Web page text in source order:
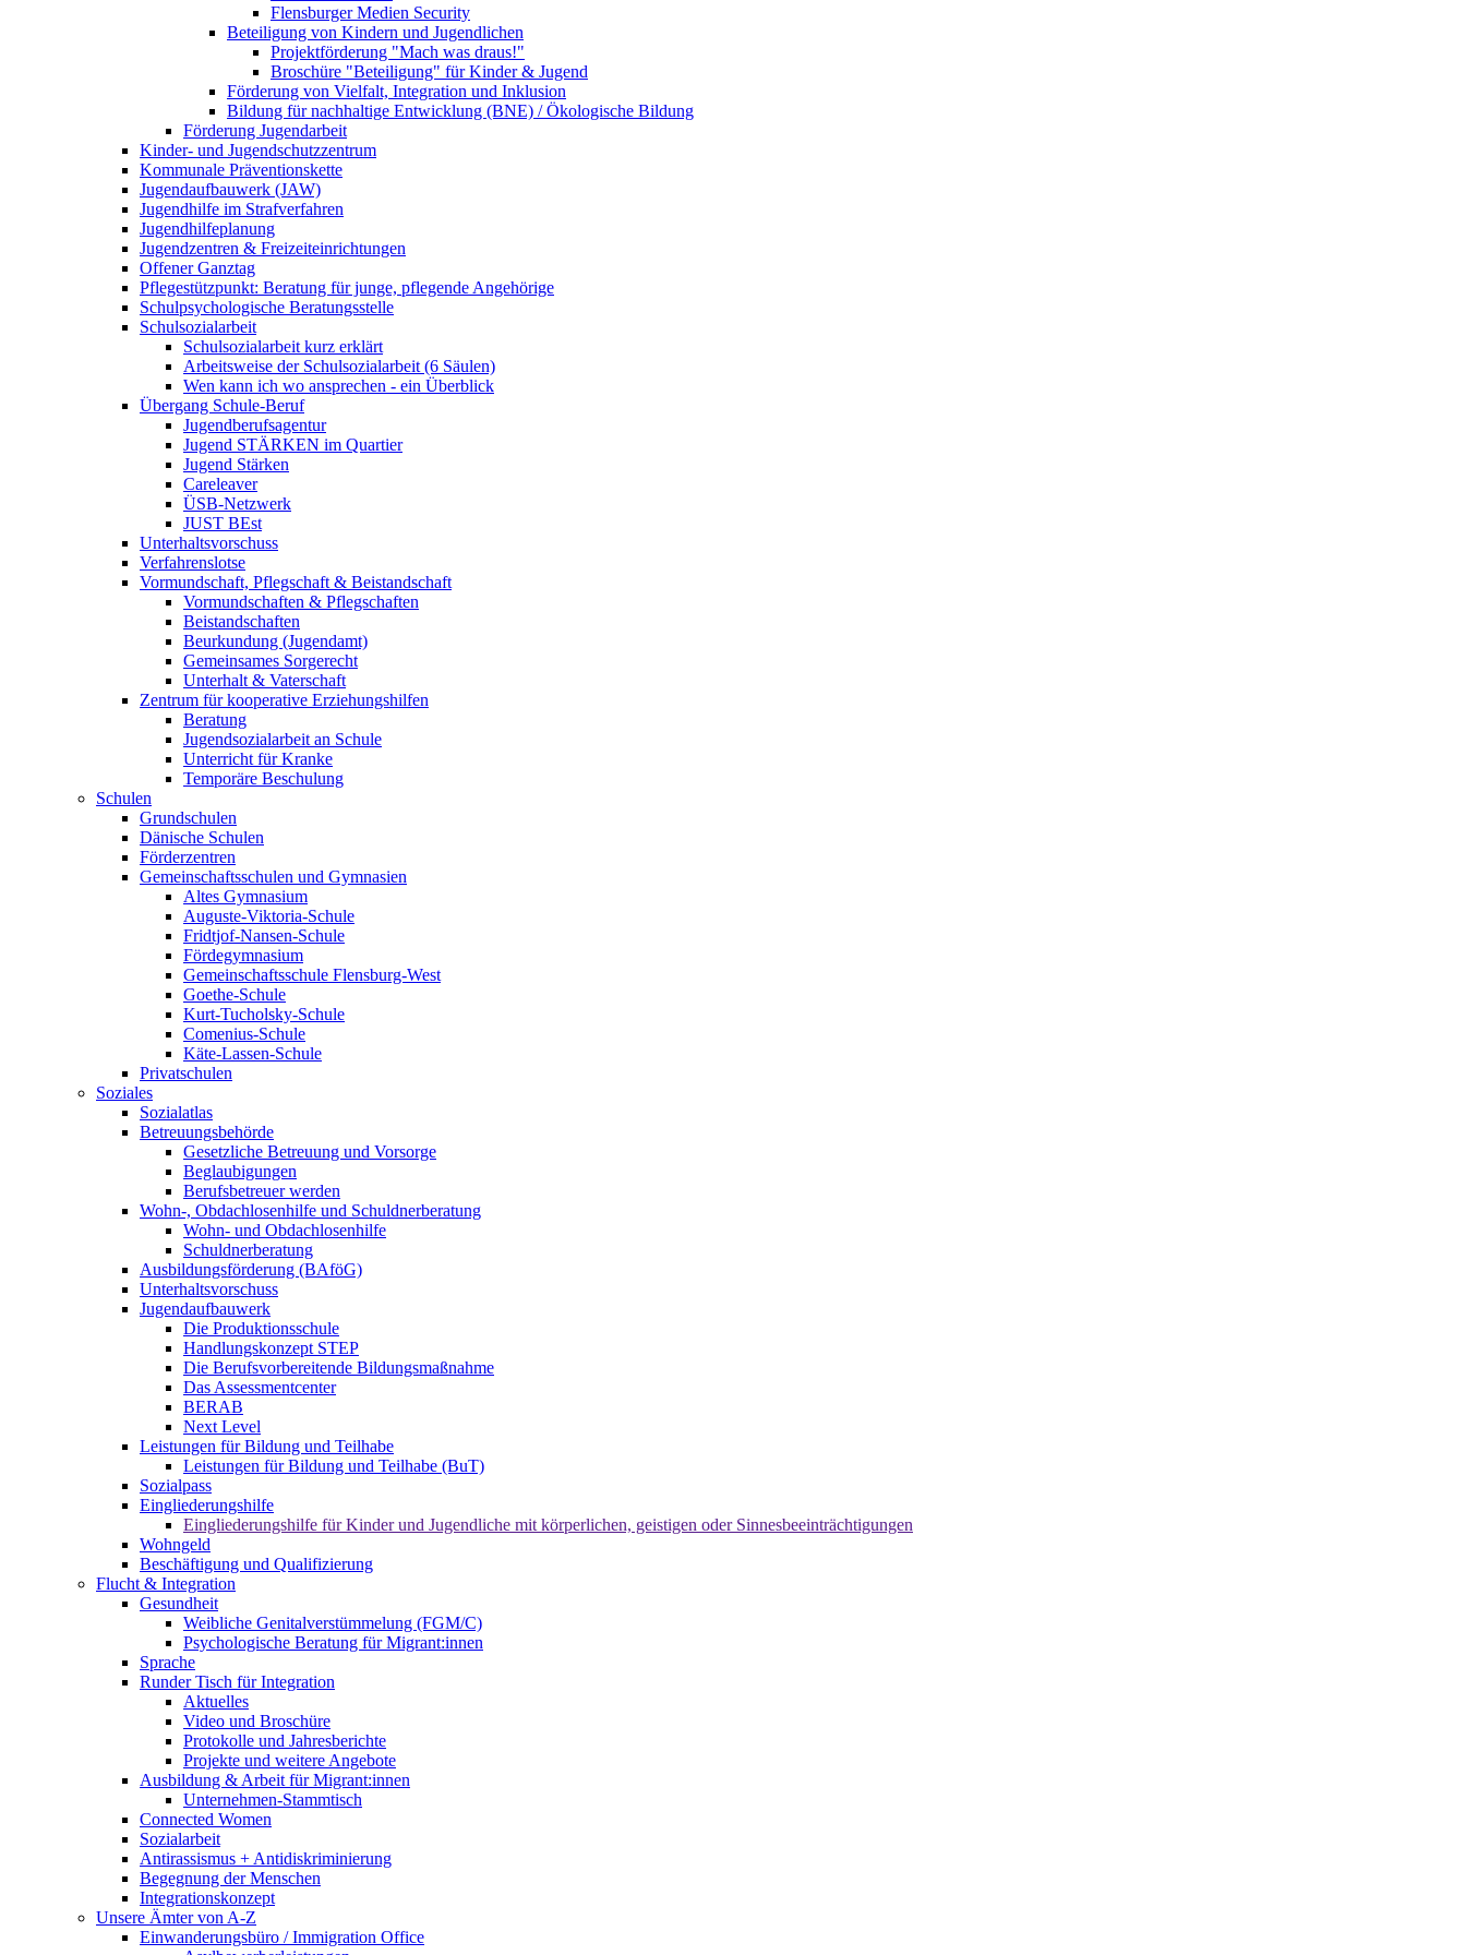
Flensburger Medien Security
Beteiligung von Kindern und Jugendlichen
Projektförderung "Mach was draus!"
Broschüre "Beteiligung" für Kinder & Jugend
Förderung von Vielfalt, Integration und Inklusion
Bildung für nachhaltige Entwicklung (BNE) / Ökologische Bildung
Förderung Jugendarbeit
Kinder- und Jugendschutzzentrum
Kommunale Präventionskette
Jugendaufbauwerk (JAW)
Jugendhilfe im Strafverfahren
Jugendhilfeplanung
Jugendzentren & Freizeiteinrichtungen
Offener Ganztag
Pflegestützpunkt: Beratung für junge, pflegende Angehörige
Schulpsychologische Beratungsstelle
Schulsozialarbeit
Schulsozialarbeit kurz erklärt
Arbeitsweise der Schulsozialarbeit (6 Säulen)
Wen kann ich wo ansprechen - ein Überblick
Übergang Schule-Beruf
Jugendberufsagentur
Jugend STÄRKEN im Quartier
Jugend Stärken
Careleaver
ÜSB-Netzwerk
JUST BEst
Unterhaltsvorschuss
Verfahrenslotse
Vormundschaft, Pflegschaft & Beistandschaft
Vormundschaften & Pflegschaften
Beistandschaften
Beurkundung (Jugendamt)
Gemeinsames Sorgerecht
Unterhalt & Vaterschaft
Zentrum für kooperative Erziehungshilfen
Beratung
Jugendsozialarbeit an Schule
Unterricht für Kranke
Temporäre Beschulung
Schulen
Grundschulen
Dänische Schulen
Förderzentren
Gemeinschaftsschulen und Gymnasien
Altes Gymnasium
Auguste-Viktoria-Schule
Fridtjof-Nansen-Schule
Fördegymnasium
Gemeinschaftsschule Flensburg-West
Goethe-Schule
Kurt-Tucholsky-Schule
Comenius-Schule
Käte-Lassen-Schule
Privatschulen
Soziales
Sozialatlas
Betreuungsbehörde
Gesetzliche Betreuung und Vorsorge
Beglaubigungen
Berufsbetreuer werden
Wohn-, Obdachlosenhilfe und Schuldnerberatung
Wohn- und Obdachlosenhilfe
Schuldnerberatung
Ausbildungsförderung (BAföG)
Unterhaltsvorschuss
Jugendaufbauwerk
Die Produktionsschule
Handlungskonzept STEP
Die Berufsvorbereitende Bildungsmaßnahme
Das Assessmentcenter
BERAB
Next Level
Leistungen für Bildung und Teilhabe
Leistungen für Bildung und Teilhabe (BuT)
Sozialpass
Eingliederungshilfe
Eingliederungshilfe für Kinder und Jugendliche mit körperlichen, geistigen oder Sinnesbeeinträchtigungen
Wohngeld
Beschäftigung und Qualifizierung
Flucht & Integration
Gesundheit
Weibliche Genitalverstümmelung (FGM/C)
Psychologische Beratung für Migrant:innen
Sprache
Runder Tisch für Integration
Aktuelles
Video und Broschüre
Protokolle und Jahresberichte
Projekte und weitere Angebote
Ausbildung & Arbeit für Migrant:innen
Unternehmen-Stammtisch
Connected Women
Sozialarbeit
Antirassismus + Antidiskriminierung
Begegnung der Menschen
Integrationskonzept
Unsere Ämter von A-Z
Einwanderungsbüro / Immigration Office